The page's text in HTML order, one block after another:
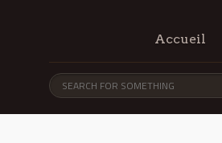
Accueil